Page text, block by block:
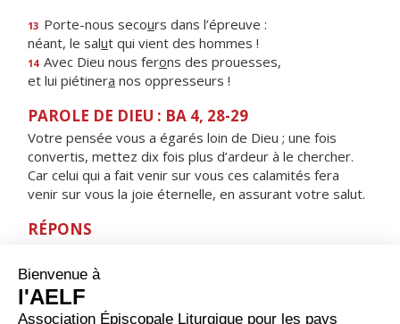
13 Porte-nous secours dans l’épreuve :
néant, le salut qui vient des hommes !
14 Avec Dieu nous ferons des prouesses,
et lui piétinera nos oppresseurs !
PAROLE DE DIEU : BA 4, 28-29
Votre pensée vous a égarés loin de Dieu ; une fois
convertis, mettez dix fois plus d’ardeur à le chercher.
Car celui qui a fait venir sur vous ces calamités fera
venir sur vous la joie éternelle, en assurant votre salut.
RÉPONS
près de lui abonde le rachat.
ORAISON